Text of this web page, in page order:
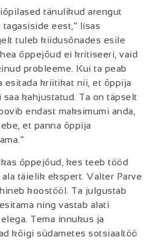
tänulikud arengut
eest,“ lisas
tuleb kiidusõnades esile
õppejõud ei kritiseeri, vaid
probleeme. Kui ta peab
esitada kriitikat nii, et õppija
kahjustatud. Ta on täpselt
endast maksimumi anda,
et panna õppija
õppejõud, kes teeb tööd
ala täielik ekspert. Valter Parve
koostööl. Ta julgustab
ning vastab alati
Tema innukus ja
kõigi südametes sotsiaaltöö